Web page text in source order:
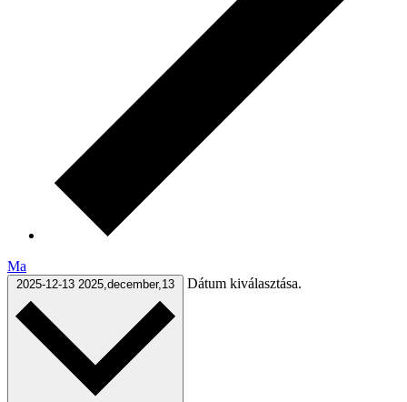
Ma
2025-12-13 2025,december,13 Dátum kiválasztása.